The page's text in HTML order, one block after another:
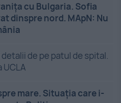
cu Bulgaria. Sofia
dinspre nord. MApN: Nu
de pe patul de spital.
UCLA
mare. Situația care i-